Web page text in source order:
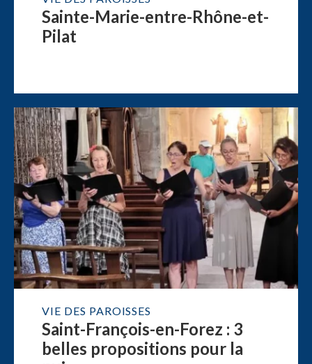
Sainte-Marie-entre-Rhône-et-
Pilat
VIE DES PAROISSES
Saint-François-en-Forez : 3
belles propositions pour la